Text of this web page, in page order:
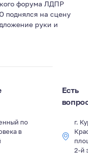
форума ЛДПР
поднялся на сцену
руки и
по
в
Есть
г.
2-й